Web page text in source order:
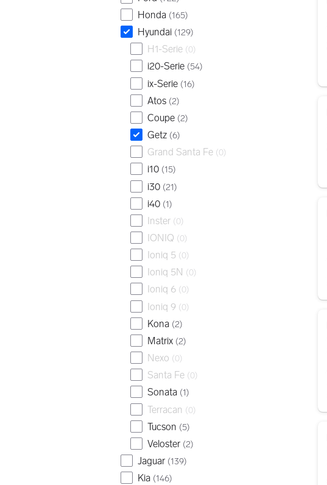
Honda (165)
Hyundai (129)
H1-Serie (0)
i20-Serie (54)
ix-Serie (16)
Atos (2)
Coupe (2)
Getz (6)
Grand Santa Fe (0)
i10 (15)
i30 (21)
i40 (1)
Inster (0)
IONIQ (0)
Ioniq 5 (0)
Ioniq 5N (0)
Ioniq 6 (0)
Ioniq 9 (0)
Kona (2)
Matrix (2)
Nexo (0)
Santa Fe (0)
Sonata (1)
Terracan (0)
Tucson (5)
Veloster (2)
Jaguar (139)
Kia (146)